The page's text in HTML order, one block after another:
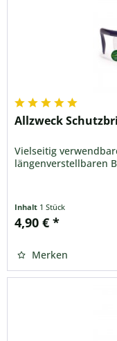
Allzweck
Vielseitig
längenverstellbaren
Inhalt 1 Stück
4,90 € *
Merken